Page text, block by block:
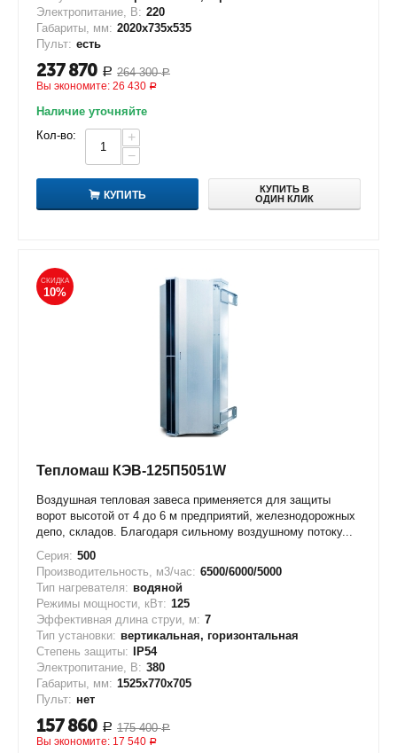
Электропитание, В: 220
Габариты, мм: 2020х735х535
Пульт: есть
237 870 Р 264 300 Р
Вы экономите: 26 430 Р
Наличие уточняйте
Кол-во:
+
−
КУПИТЬ
КУПИТЬ В
ОДИН КЛИК
СКИДКА
10%
Тепломаш КЭВ-125П5051W
Воздушная тепловая завеса применяется для защиты
ворот высотой от 4 до 6 м предприятий, железнодорожных
депо, складов. Благодаря сильному воздушному потоку...
Серия: 500
Производительность, м3/час: 6500/6000/5000
Тип нагревателя: водяной
Режимы мощности, кВт: 125
Эффективная длина струи, м: 7
Тип установки: вертикальная, горизонтальная
Степень защиты:
IP54
Электропитание, В: 380
Габариты, мм: 1525х770х705
Пульт: нет
157 860 Р 175 400 Р
Вы экономите: 17 540 Р